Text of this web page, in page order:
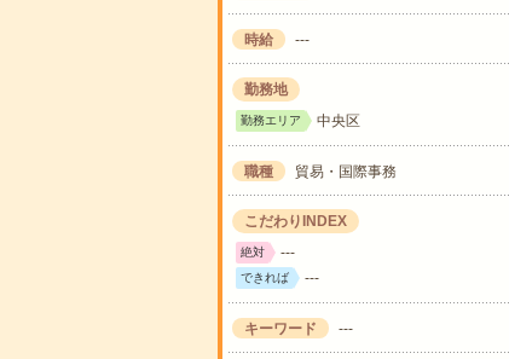
時給 ---
勤務地
勤務エリア 中央区
職種 貿易・国際事務
こだわりINDEX
絶対 ---
できれば ---
キーワード ---